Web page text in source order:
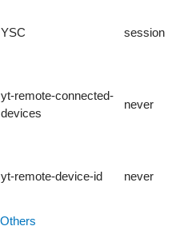
YSC session
yt-remote-connected-
devices
never
yt-remote-device-id never
Others